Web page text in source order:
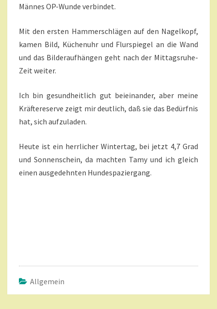
Männes OP-Wunde verbindet.
Mit den ersten Hammerschlägen auf den Nagelkopf,
kamen Bild, Küchenuhr und Flurspiegel an die Wand
und das Bilderaufhängen geht nach der Mittagsruhe-
Zeit weiter.
Ich bin gesundheitlich gut beieinander, aber meine
Kräftereserve zeigt mir deutlich, daß sie das Bedürfnis
hat, sich aufzuladen.
Heute ist ein herrlicher Wintertag, bei jetzt 4,7 Grad
und Sonnenschein, da machten Tamy und ich gleich
einen ausgedehnten Hundespaziergang.
Allgemein